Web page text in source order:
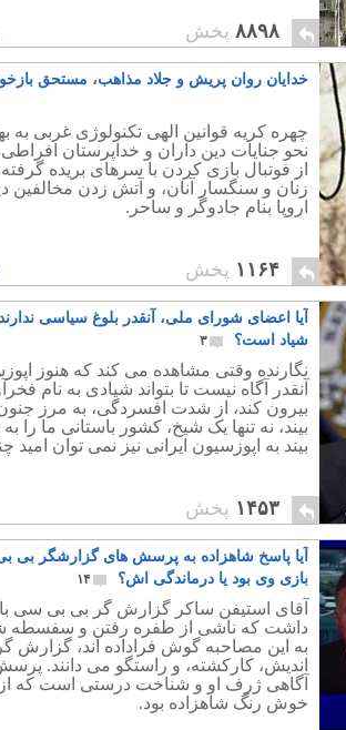
۸۸۹۸ پخش
خدایان روان پریش و جلاد مذاهب، مستحق
چهره کریه قوانین الهی تکنولوژی غربی به
نحو جنایات دین داران و خداپرستان
از فوتبال بازی کردن با سرهای بریده
زنان و سنگسار آنان، و آتش زدن
اروپا بنام جادوگر و ساحر.
۱۱۶۴ پخش
آیا اعضای شورای ملی، آنقدر بلوغ سیاسی ندارند
شیاد است؟
۳
نگارنده وقتی مشاهده می کند که هنوز
آنقدر آگاه نیست تا بتواند شیادی به نام
بیرون کند، از شدت افسردگی، به مرز
بیند، نه تنها یک شیخ، کشور باستانی ما را
بیند به اپوزسیون ایرانی نیز نمی توان امید
۱۴۵۳ پخش
آیا پاسخ شاهزاده به پرسش های گزارشگر
بازی وی بود یا درماندگی اش؟
۱۴
آقای استیفن ساکر گزارش گر بی بی سی
داشت که ناشی از طفره رفتن و سفسطه
به این مصاحبه گوش فراداده اند، گزارش
اندیش، کارکشته، و راستگو می دانند.
آگاهی ژرف او و شناخت درستی است که
خوش رنگ شاهزاده بود.